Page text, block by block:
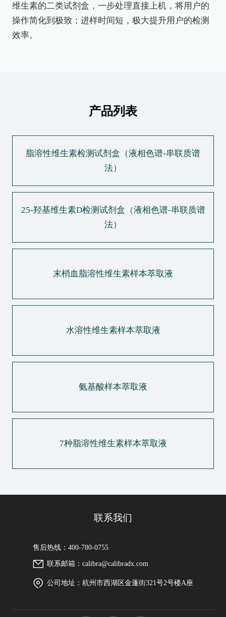
维生素的二类试剂盒，一步处理直接上机，将用户的
操作简化到极致；进样时间短，极大提升用户的检测
效率。
产品列表
脂溶性维生素检测试剂盒（液相色谱-串联质谱
法）
25-羟基维生素D检测试剂盒（液相色谱-串联质谱
法）
末梢血脂溶性维生素样本萃取液
水溶性维生素样本萃取液
氨基酸样本萃取液
7种脂溶性维生素样本萃取液
联系我们
售后热线：400-780-0755
联系邮箱：calibra@calibradx.com
公司地址：杭州市西湖区金蓬街321号2号楼A座